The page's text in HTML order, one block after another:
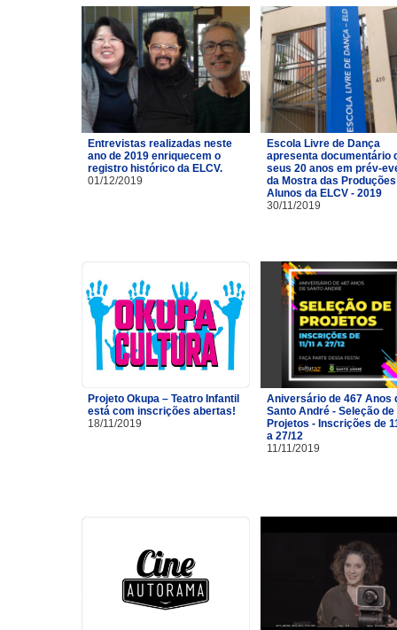
Entrevistas realizadas neste
ano de 2019 enriquecem o
registro histórico da ELCV.
01/12/2019
Escola Livre de Dança
apresenta documentário
seus 20 anos em prév-
da Mostra das
Alunos da ELCV - 2019
30/11/2019
Projeto Okupa – Teatro Infantil
está com inscrições abertas!
18/11/2019
Aniversário de 467 Anos
Santo André - Seleção de
Projetos - Inscrições de
a 27/12
11/11/2019